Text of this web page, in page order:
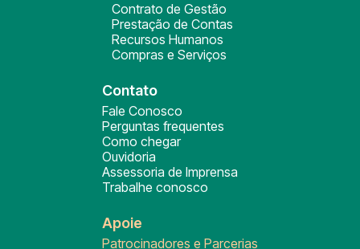
Contrato de Gestão
Prestação de Contas
Recursos Humanos
Compras e Serviços
Contato
Fale Conosco
Perguntas frequentes
Como chegar
Ouvidoria
Assessoria de Imprensa
Trabalhe conosco
Apoie
Patrocinadores e Parcerias